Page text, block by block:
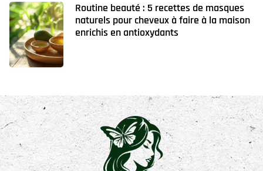
Routine beauté : 5 recettes de masques
naturels pour cheveux à faire à la maison
enrichis en antioxydants